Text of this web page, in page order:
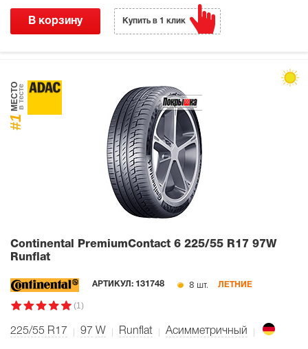
В корзину Купить в 1 клик
#1
МЕСТОв тесте
Continental PremiumContact 6 225/55 R17 97W
Runflat
АРТИКУЛ: 131748 8 шт. ЛЕТНИЕ
(1)
225/55 R17 97 W Runflat Асимметричный